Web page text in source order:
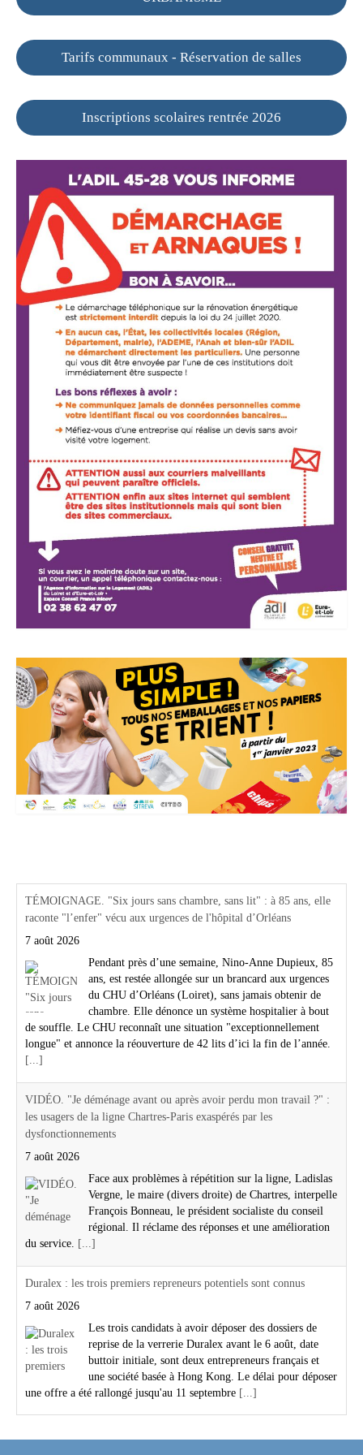
Tarifs communaux - Réservation de salles
Inscriptions scolaires rentrée 2026
TÉMOIGNAGE. "Six jours sans chambre, sans lit" : à 85 ans, elle
raconte "l’enfer" vécu aux urgences de l'hôpital d’Orléans
7 août 2026
Pendant près d’une semaine, Nino-Anne Dupieux, 85
ans, est restée allongée sur un brancard aux urgences
du CHU d’Orléans (Loiret), sans jamais obtenir de
chambre. Elle dénonce un système hospitalier à bout
de souffle. Le CHU reconnaît une situation "exceptionnellement
longue" et annonce la réouverture de 42 lits d’ici la fin de l’année.
[...]
VIDÉO. "Je déménage avant ou après avoir perdu mon travail ?" :
les usagers de la ligne Chartres-Paris exaspérés par les
dysfonctionnements
7 août 2026
Face aux problèmes à répétition sur la ligne, Ladislas
Vergne, le maire (divers droite) de Chartres, interpelle
François Bonneau, le président socialiste du conseil
régional. Il réclame des réponses et une amélioration
du service. [...]
Duralex : les trois premiers repreneurs potentiels sont connus
7 août 2026
Les trois candidats à avoir déposer des dossiers de
reprise de la verrerie Duralex avant le 6 août, date
buttoir initiale, sont deux entrepreneurs français et
une société basée à Hong Kong. Le délai pour déposer
une offre a été rallongé jusqu'au 11 septembre [...]